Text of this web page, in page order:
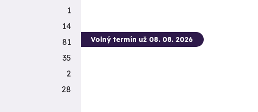
Volný termín už 08. 08. 2026
1
14
81
35
2
28